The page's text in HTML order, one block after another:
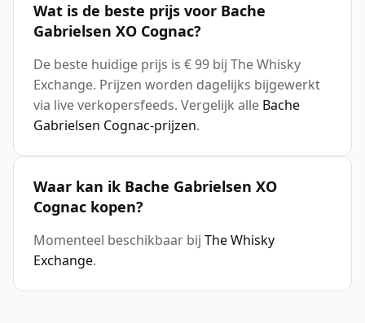
Wat is de beste prijs voor Bache
Gabrielsen XO Cognac?
De beste huidige prijs is € 99 bij The Whisky
Exchange. Prijzen worden dagelijks bijgewerkt
via live verkopersfeeds. Vergelijk alle Bache
Gabrielsen Cognac-prijzen.
Waar kan ik Bache Gabrielsen XO
Cognac kopen?
Momenteel beschikbaar bij The Whisky
Exchange.